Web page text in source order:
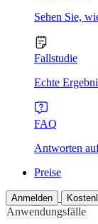
Sehen Sie,
Fallstudie
Echte
FAQ
Antworten
Preise
Anmelden
Anwendungsfälle